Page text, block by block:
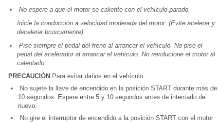
No espere a que el motor se caliente con el vehículo parado.
Inicie la conducción a velocidad moderada del motor. (Evite acelerar y
decelerar bruscamente)
Pise siempre el pedal del freno al arrancar el vehículo. No pise el
pedal del acelerador al arrancar el vehículo. No revolucione el motor al
calentarlo.
PRECAUCIÓN Para evitar daños en el vehículo:
No sujete la llave de encendido en la posición START durante más de
10 segundos. Espere entre 5 y 10 segundos antes de intentarlo de
nuevo.
No gire el interruptor de encendido a la posición START con el motor